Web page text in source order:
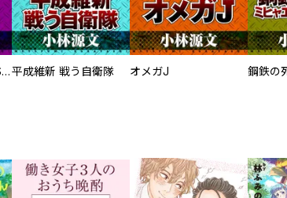
サムライソルジャー SAMURAI SOLDIER平成維新 戦う自衛隊 オメガJ